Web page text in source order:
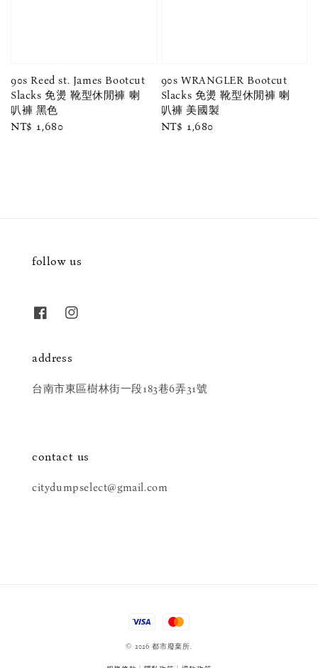
90s Reed st. James Bootcut
Slacks 免燙 靴型休閒褲 喇
叭褲 黑色
Regular
NT$ 1,680
90s WRANGLER Bootcut
Slacks 免燙 靴型休閒褲 喇
叭褲 美國製
Regular
NT$ 1,680
follow us
address
台南市東區樹林街一段183巷6弄31號
contact us
citydumpselect@gmail.com
© 2026 都市廢棄所.